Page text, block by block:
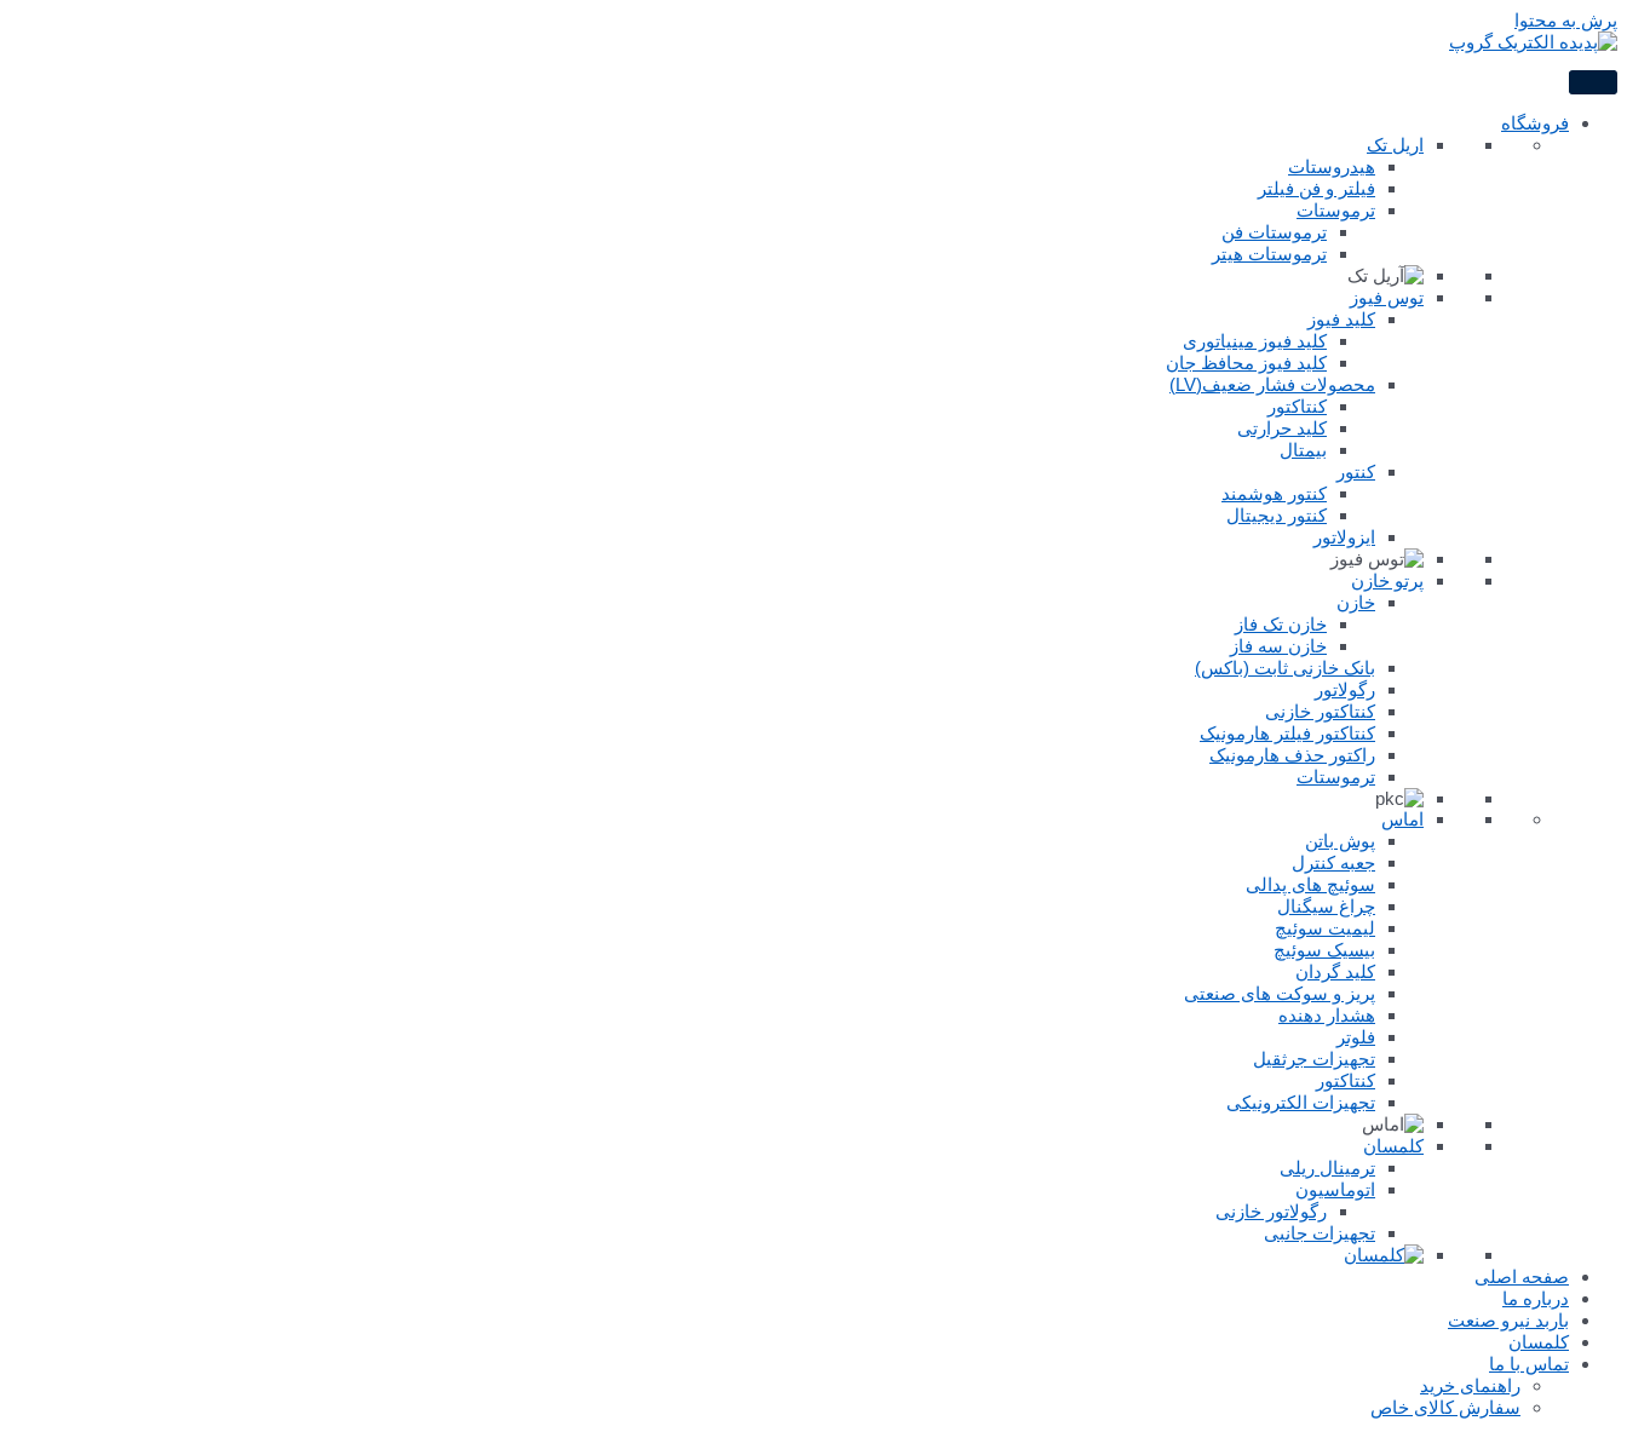
پرش به محتوا
فروشگاه
اریل تک
هیدروستات
فیلتر و فن فیلتر
ترموستات
ترموستات فن
ترموستات هیتر
توس فیوز
کلید فیوز
کلید فیوز مینیاتوری
کلید فیوز محافظ جان
محصولات فشار ضعیف(LV)
کنتاکتور
کلید حرارتی
بیمتال
کنتور
کنتور هوشمند
کنتور دیجیتال
ایزولاتور
پرتو خازن
خازن
خازن تک فاز
خازن سه فاز
بانک خازنی ثابت (باکس)
رگولاتور
کنتاکتور خازنی
کنتاکتور فیلتر هارمونیک
راکتور حذف هارمونیک
ترموستات
اماس
پوش باتن
جعبه کنترل
سوئیچ های پدالی
چراغ سیگنال
لیمیت سوئیچ
بیسیک سوئیچ
کلید گردان
پریز و سوکت های صنعتی
هشدار دهنده
فلوتر
تجهیزات جرثقیل
کنتاکتور
تجهیزات الکترونیکی
کلمسان
ترمینال ریلی
اتوماسیون
رگولاتور خازنی
تجهیزات جانبی
صفحه اصلی
درباره ما
باربد نیرو صنعت
کلمسان
تماس با ما
راهنمای خرید
سفارش کالای خاص